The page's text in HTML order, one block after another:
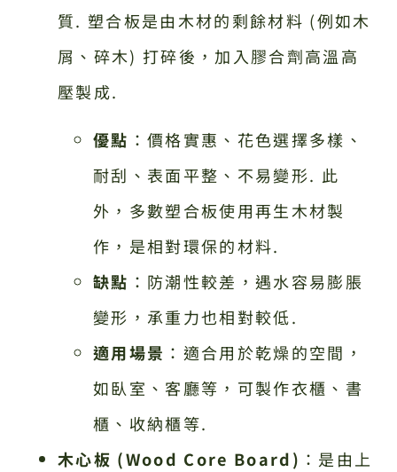
質. 塑合板是由木材的剩餘材料 (例如木
屑、碎木) 打碎後，加入膠合劑高溫高
壓製成.
優點 ：價格實惠、花色選擇多樣、
耐刮、表面平整、不易變形. 此
外，多數塑合板使用再生木材製
作，是相對環保的材料.
缺點 ：防潮性較差，遇水容易膨脹
變形，承重力也相對較低.
適用場景 ：適合用於乾燥的空間，
如臥室、客廳等，可製作衣櫃、書
櫃、收納櫃等.
木心板 (Wood Core Board) ：是由上